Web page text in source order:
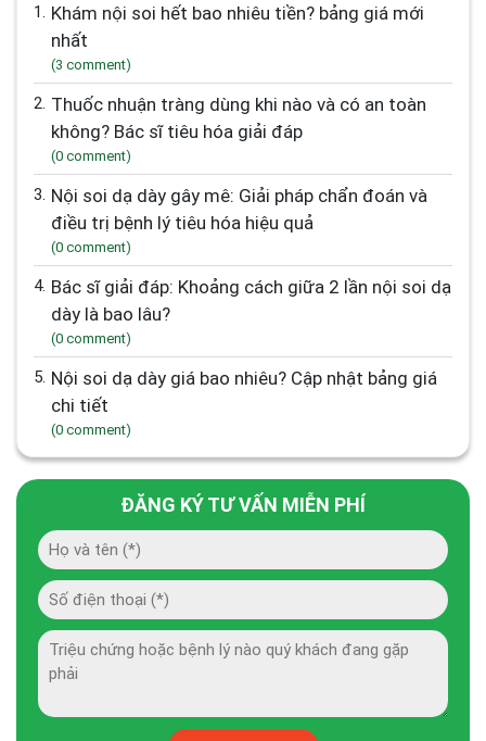
1. Khám nội soi hết bao nhiêu tiền? bảng giá mới
nhất
(3 comment)
2. Thuốc nhuận tràng dùng khi nào và có an toàn
không? Bác sĩ tiêu hóa giải đáp
(0 comment)
3. Nội soi dạ dày gây mê: Giải pháp chẩn đoán và
điều trị bệnh lý tiêu hóa hiệu quả
(0 comment)
4. Bác sĩ giải đáp: Khoảng cách giữa 2 lần nội soi dạ
dày là bao lâu?
(0 comment)
5. Nội soi dạ dày giá bao nhiêu? Cập nhật bảng giá
chi tiết
(0 comment)
ĐĂNG KÝ TƯ VẤN MIỄN PHÍ